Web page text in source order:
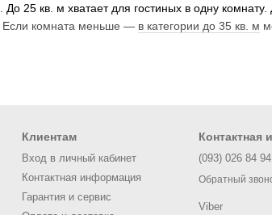
25 кв. м хватает для гостиных в одну
Если комната меньше — в категории до 35 кв. м
компрессор
Температура держится ровно, счет за
для круглогодичного использования.
Клиентам
Вход в личный кабинет
Контактная информация
Гарантия и сервис
Контактная
(093) 026 84 94
Обратный
Viber